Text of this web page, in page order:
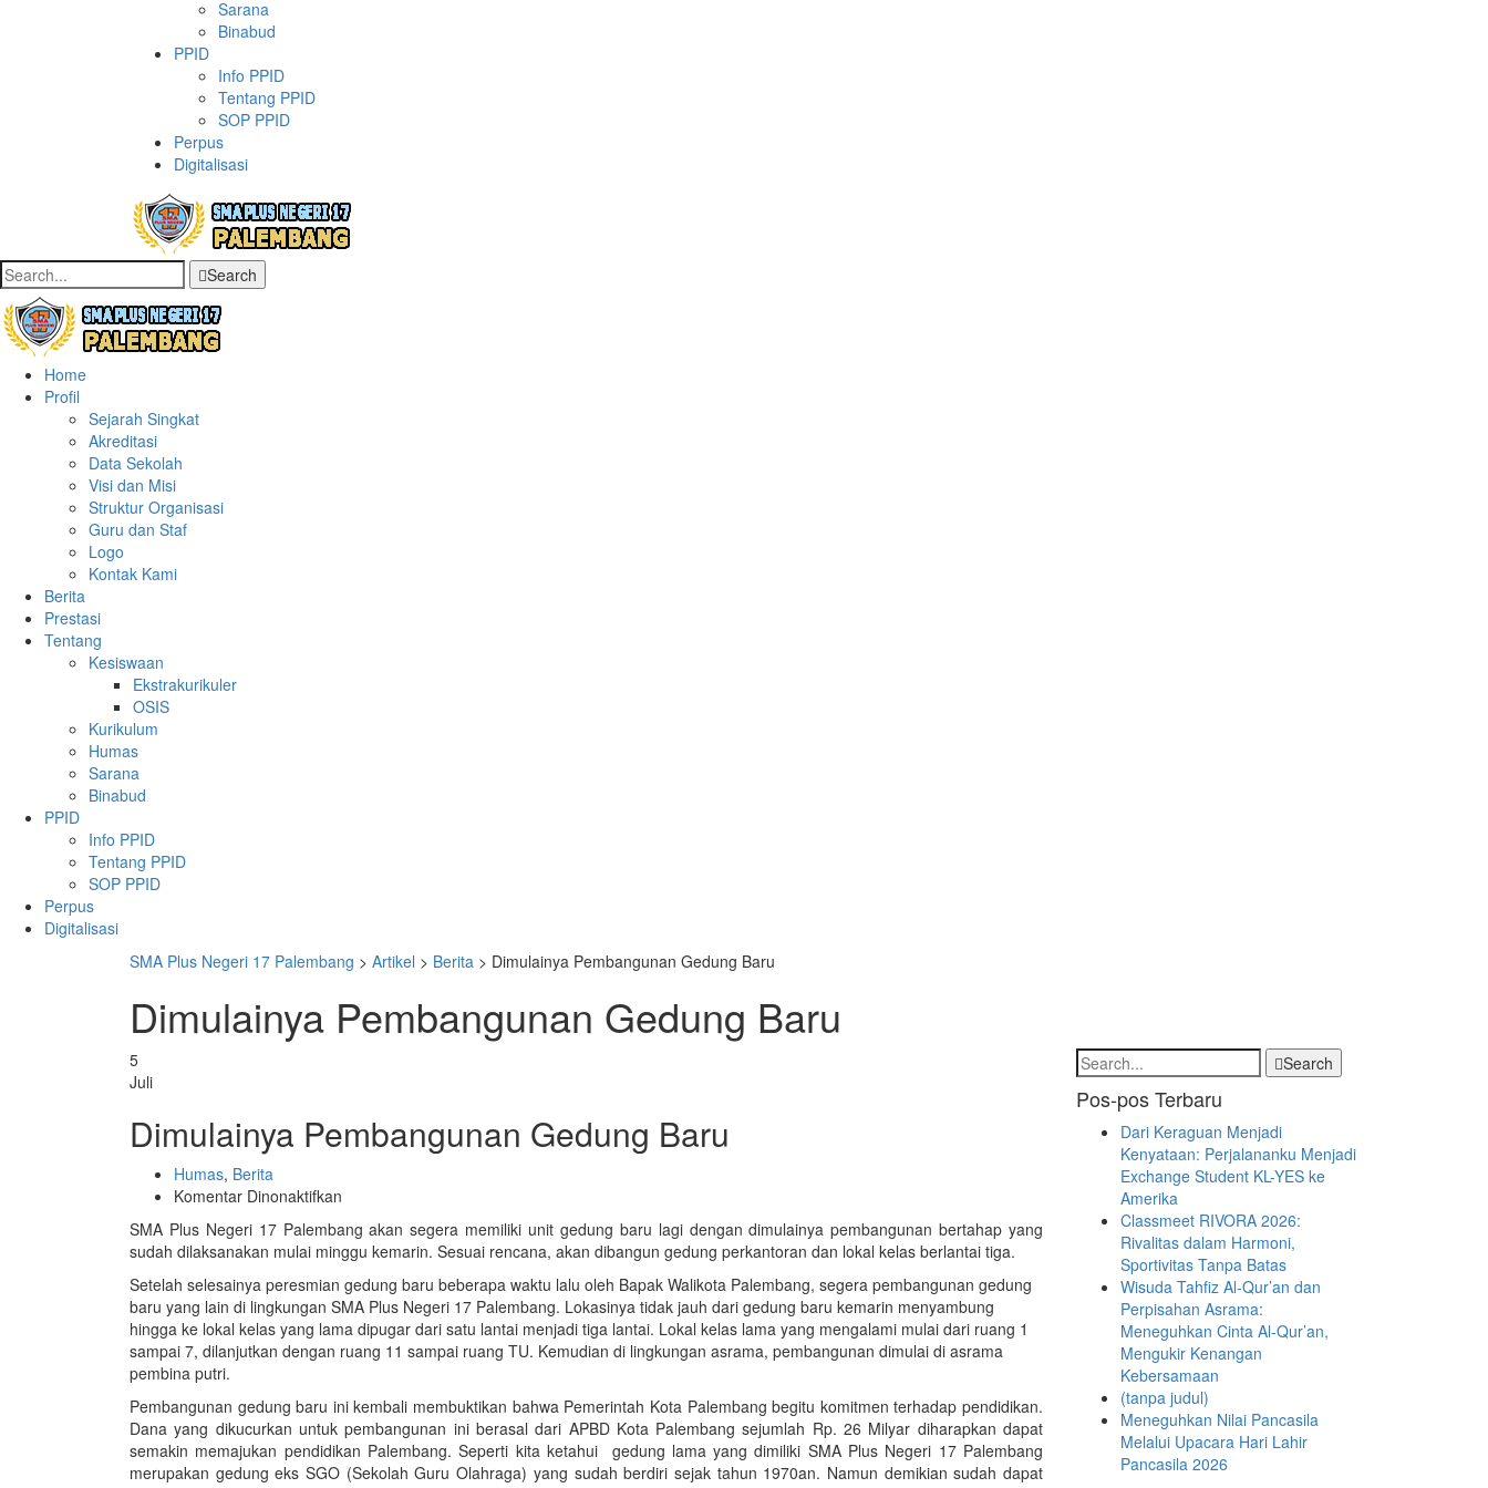
Sarana
Binabud
PPID
Info PPID
Tentang PPID
SOP PPID
Perpus
Digitalisasi
Search
Home
Profil
Sejarah Singkat
Akreditasi
Data Sekolah
Visi dan Misi
Struktur Organisasi
Guru dan Staf
Logo
Kontak Kami
Berita
Prestasi
Tentang
Kesiswaan
Ekstrakurikuler
OSIS
Kurikulum
Humas
Sarana
Binabud
PPID
Info PPID
Tentang PPID
SOP PPID
Perpus
Digitalisasi
SMA Plus Negeri 17 Palembang > Artikel > Berita > Dimulainya Pembangunan Gedung Baru
Dimulainya Pembangunan Gedung Baru
5
Juli
Dimulainya Pembangunan Gedung Baru
Humas, Berita
Komentar Dinonaktifkan
Pembangunan
Gedung
Baru
SMA Plus Negeri 17 Palembang akan segera memiliki unit gedung baru lagi dengan dimulainya pembangunan bertahap yang
sudah dilaksanakan mulai minggu kemarin. Sesuai rencana, akan dibangun gedung perkantoran dan lokal kelas berlantai tiga.
Setelah selesainya peresmian gedung baru beberapa waktu lalu oleh Bapak Walikota Palembang, segera pembangunan gedung
baru yang lain di lingkungan SMA Plus Negeri 17 Palembang. Lokasinya tidak jauh dari gedung baru kemarin menyambung
hingga ke lokal kelas yang lama dipugar dari satu lantai menjadi tiga lantai. Lokal kelas lama yang mengalami mulai dari ruang 1
sampai 7, dilanjutkan dengan ruang 11 sampai ruang TU. Kemudian di lingkungan asrama, pembangunan dimulai di asrama
pembina putri.
Pembangunan gedung baru ini kembali membuktikan bahwa Pemerintah Kota Palembang begitu komitmen terhadap pendidikan.
Dana yang dikucurkan untuk pembangunan ini berasal dari APBD Kota Palembang sejumlah Rp. 26 Milyar diharapkan dapat
semakin memajukan pendidikan Palembang. Seperti kita ketahui gedung lama yang dimiliki SMA Plus Negeri 17 Palembang
merupakan gedung eks SGO (Sekolah Guru Olahraga) yang sudah berdiri sejak tahun 1970an. Namun demikian sudah dapat
Search
Pos-pos Terbaru
Dari Keraguan Menjadi
Kenyataan: Perjalananku Menjadi
Exchange Student KL-YES ke
Amerika
Classmeet RIVORA 2026:
Rivalitas dalam Harmoni,
Sportivitas Tanpa Batas
Wisuda Tahfiz Al-Qur’an dan
Perpisahan Asrama:
Meneguhkan Cinta Al-Qur’an,
Mengukir Kenangan
Kebersamaan
(tanpa judul)
Meneguhkan Nilai Pancasila
Melalui Upacara Hari Lahir
Pancasila 2026